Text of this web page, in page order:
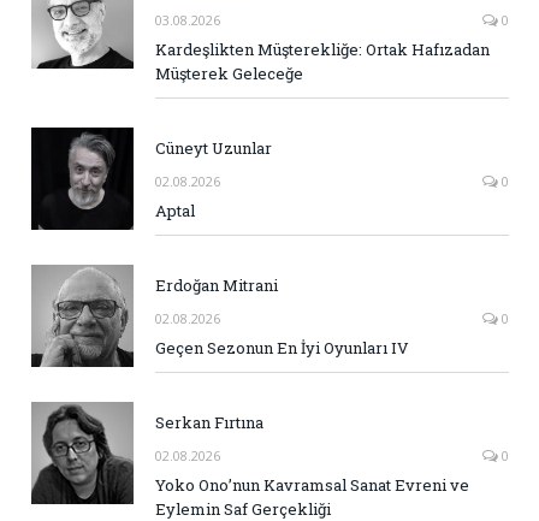
03.08.2026 0
Kardeşlikten Müşterekliğe: Ortak Hafızadan
Müşterek Geleceğe
Cüneyt Uzunlar
02.08.2026 0
Aptal
Erdoğan Mitrani
02.08.2026 0
Geçen Sezonun En İyi Oyunları IV
Serkan Fırtına
02.08.2026 0
Yoko Ono’nun Kavramsal Sanat Evreni ve
Eylemin Saf Gerçekliği